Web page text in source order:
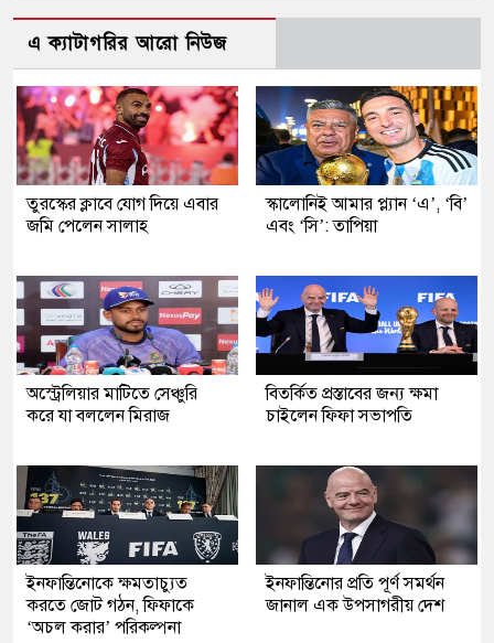
এ ক্যাটাগরির আরো নিউজ
তুরস্কের ক্লাবে যোগ দিয়ে এবার
জমি পেলেন সালাহ
স্কালোনিই আমার প্ল্যান ‘এ’, ‘বি’
এবং ‘সি’: তাপিয়া
অস্ট্রেলিয়ার মাটিতে সেঞ্চুরি
করে যা বললেন মিরাজ
বিতর্কিত প্রস্তাবের জন্য ক্ষমা
চাইলেন ফিফা সভাপতি
ইনফান্তিনোকে ক্ষমতাচ্যুত
করতে জোট গঠন, ফিফাকে
‘অচল করার’ পরিকল্পনা
ইনফান্তিনোর প্রতি পূর্ণ সমর্থন
জানাল এক উপসাগরীয় দেশ